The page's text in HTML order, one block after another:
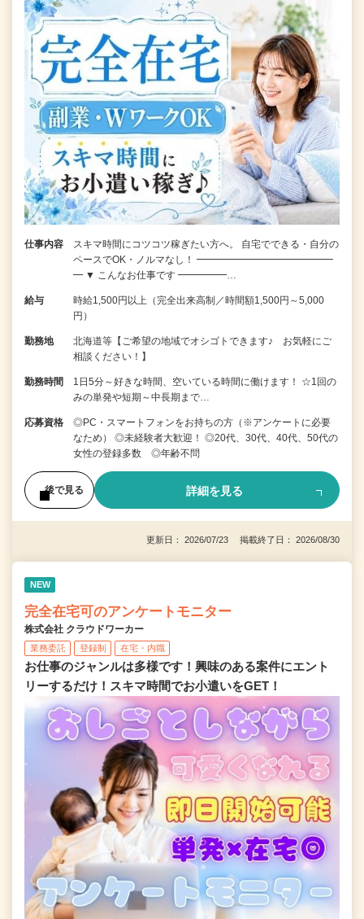
仕事内容
スキマ時間にコツコツ稼ぎたい方へ。 自宅でできる・自分の
ペースでOK・ノルマなし！ ━━━━━━━━━━━━━━
━ ▼ こんなお仕事です ━━━━━…
給与
時給1,500円以上（完全出来高制／時間額1,500円～5,000
円）
勤務地
北海道等【ご希望の地域でオシゴトできます♪ お気軽にご
相談ください！】
勤務時間
1日5分～好きな時間、空いている時間に働けます！ ☆1回の
みの単発や短期～中長期まで…
応募資格
◎PC・スマートフォンをお持ちの方（※アンケートに必要
なため） ◎未経験者大歓迎！ ◎20代、30代、40代、50代の
女性の登録多数 ◎年齢不問
後で見る 詳細を見る
更新日： 2026/07/23 掲載終了日： 2026/08/30
NEW
完全在宅可のアンケートモニター
株式会社 クラウドワーカー
業務委託 登録制 在宅・内職
お仕事のジャンルは多様です！興味のある案件にエント
リーするだけ！スキマ時間でお小遣いをGET！